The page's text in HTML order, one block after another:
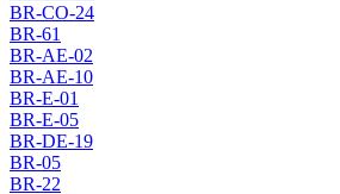
BR-CO-24
BR-61
BR-AE-02
BR-AE-10
BR-E-01
BR-E-05
BR-DE-19
BR-05
BR-22